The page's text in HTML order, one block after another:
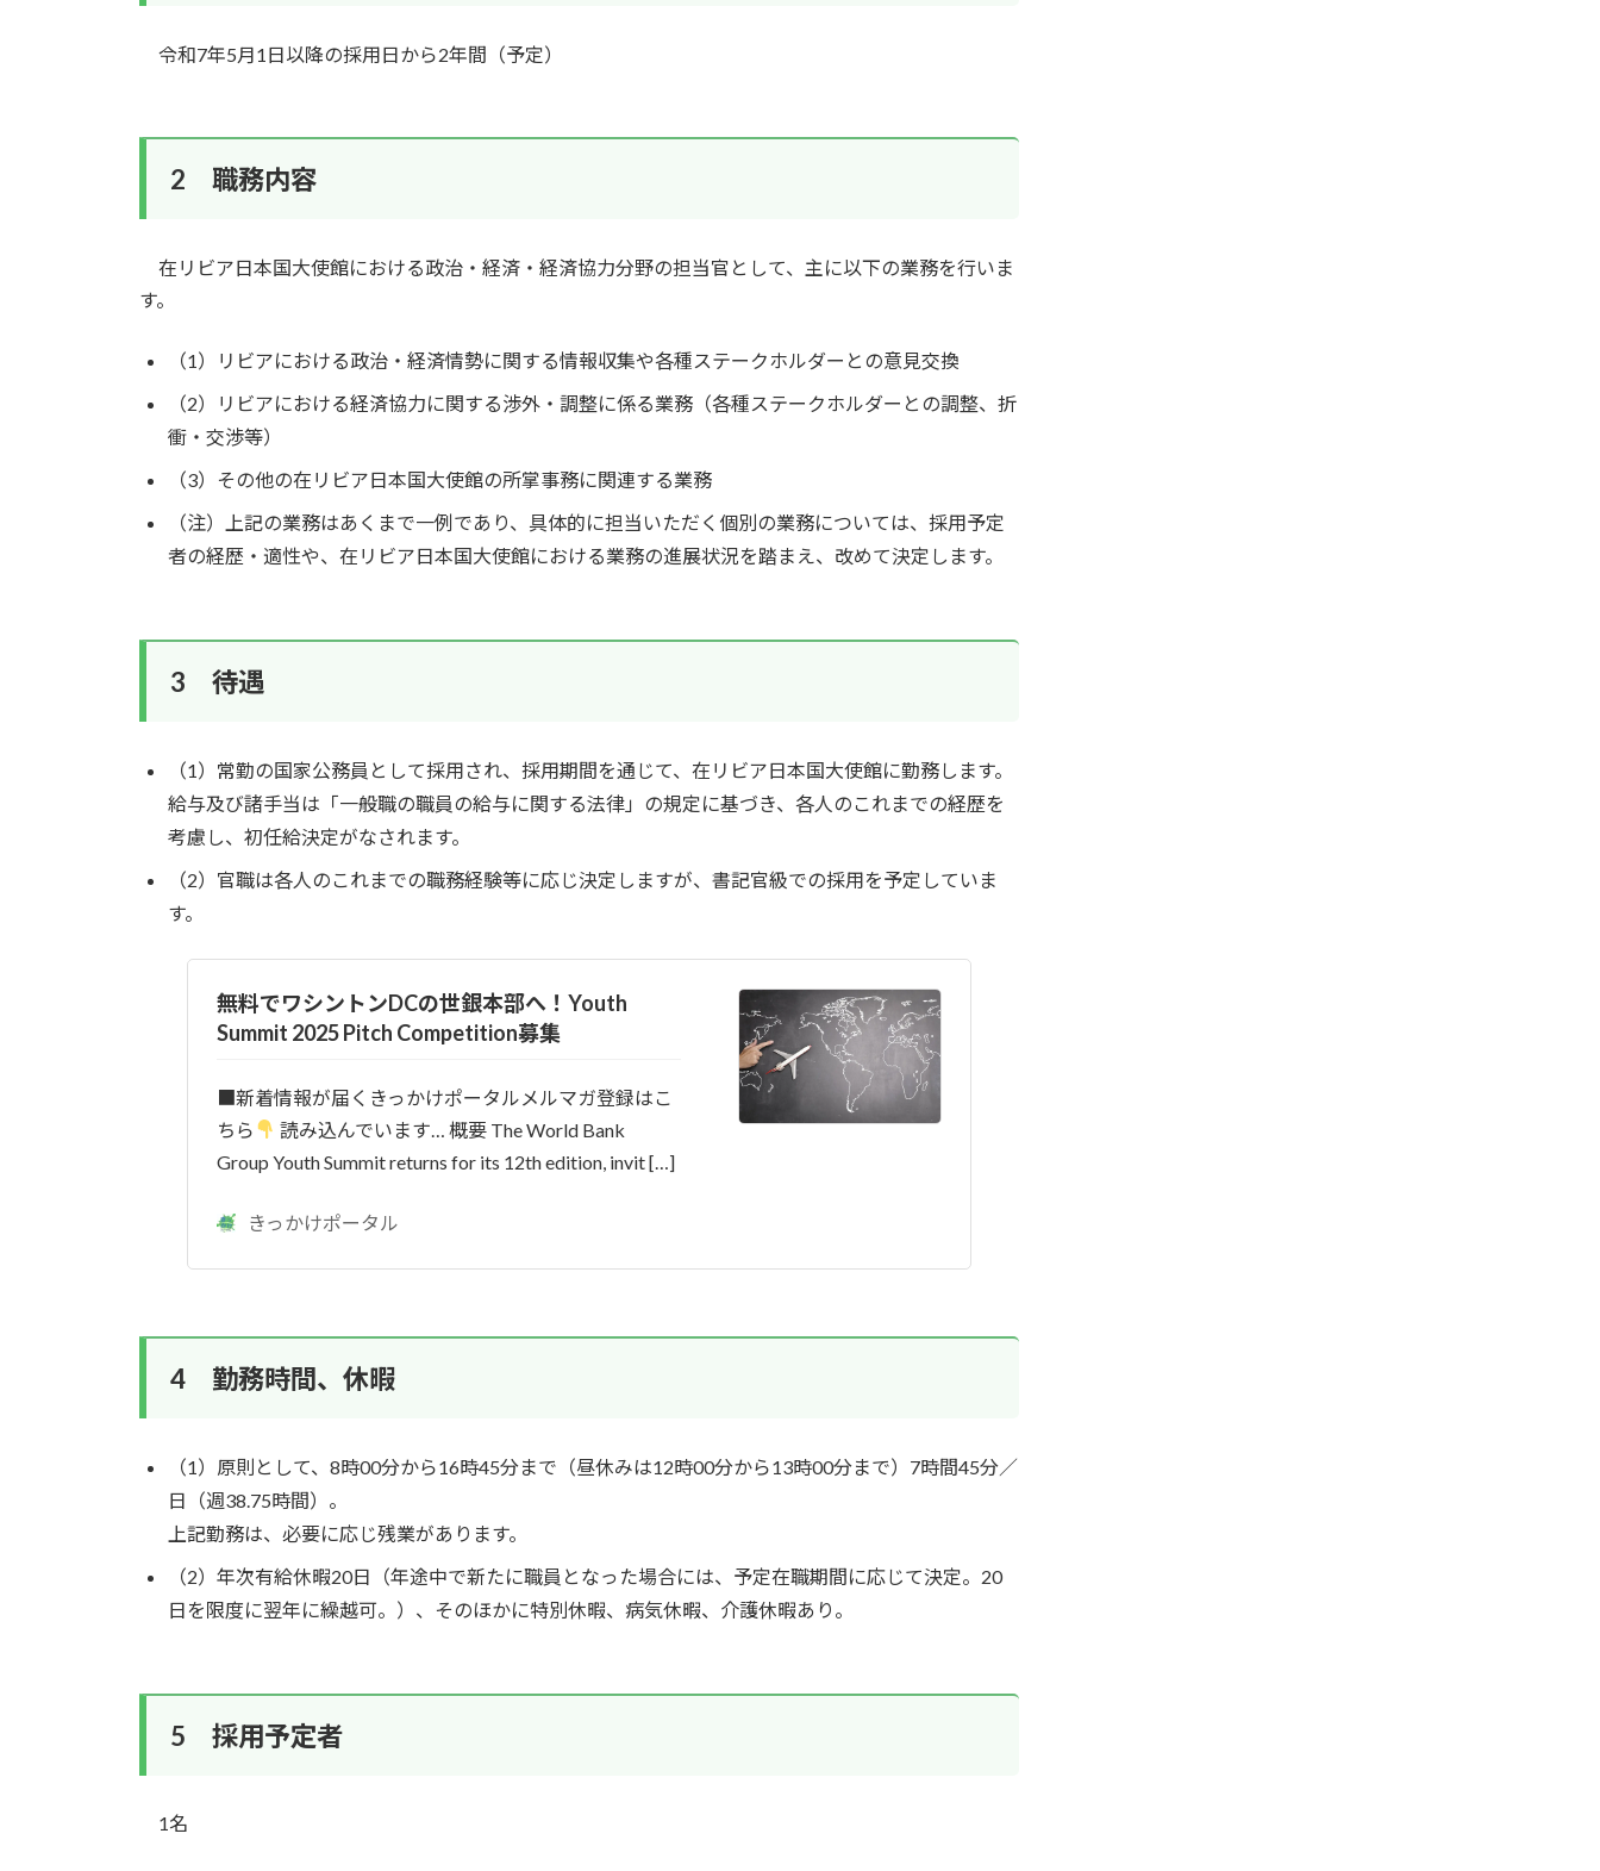
令和7年5月1日以降の採用日から2年間（予定）
2 職務内容
在リビア日本国大使館における政治・経済・経済協力分野の担当官として、主に以下の業務を行いま
す。
（1）リビアにおける政治・経済情勢に関する情報収集や各種ステークホルダーとの意見交換
（2）リビアにおける経済協力に関する渉外・調整に係る業務（各種ステークホルダーとの調整、折
衝・交渉等）
（3）その他の在リビア日本国大使館の所掌事務に関連する業務
（注）上記の業務はあくまで一例であり、具体的に担当いただく個別の業務については、採用予定
者の経歴・適性や、在リビア日本国大使館における業務の進展状況を踏まえ、改めて決定します。
3 待遇
（1）常勤の国家公務員として採用され、採用期間を通じて、在リビア日本国大使館に勤務します。
給与及び諸手当は「一般職の職員の給与に関する法律」の規定に基づき、各人のこれまでの経歴を
考慮し、初任給決定がなされます。
（2）官職は各人のこれまでの職務経験等に応じ決定しますが、書記官級での採用を予定していま
す。
無料でワシントンDCの世銀本部へ！Youth
Summit 2025 Pitch Competition募集
■新着情報が届くきっかけポータルメルマガ登録はこ
ちら
読み込んでいます… 概要 The World Bank
Group Youth Summit returns for its 12th edition, invit […]
きっかけポータル
4 勤務時間、休暇
（1）原則として、8時00分から16時45分まで（昼休みは12時00分から13時00分まで）7時間45分／
日（週38.75時間）。
上記勤務は、必要に応じ残業があります。
（2）年次有給休暇20日（年途中で新たに職員となった場合には、予定在職期間に応じて決定。20
日を限度に翌年に繰越可。）、そのほかに特別休暇、病気休暇、介護休暇あり。
5 採用予定者
1名